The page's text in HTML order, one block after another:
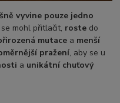
vyvine pouze jedno
mohl přitlačit, roste do
mutace a menší
pražení, aby se u
a unikátní chuťový